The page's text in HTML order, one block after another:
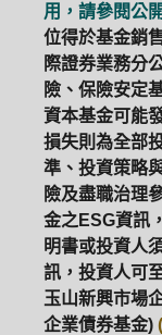
用，請參閱公
位得於基金銷
際證券業務分
險、保險安定
資本基金可能
損失則為全部
準、投資策略
險及盡職治理
金之ESG資訊
明書或投資人
訊，投資人可
玉山新興市場
企業債券基金)